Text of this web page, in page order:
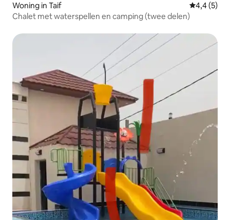
Woning in Taif
4,4 (5)
Chalet met waterspellen en camping (twee delen)